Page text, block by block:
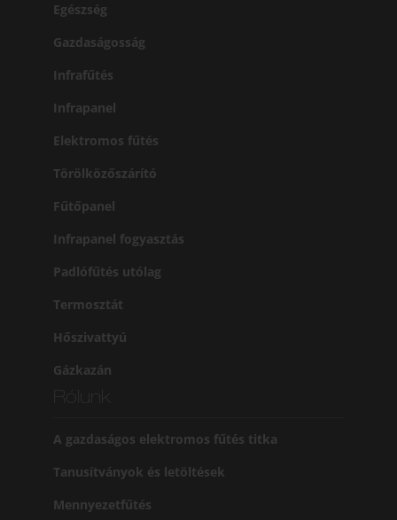
Egészség
Gazdaságosság
Infrafűtés
Infrapanel
Elektromos fűtés
Törölközőszárító
Fűtőpanel
Infrapanel fogyasztás
Padlófűtés utólag
Termosztát
Hőszivattyú
Gázkazán
A gazdaságos elektromos fűtés titka
Tanusítványok és letöltések
Mennyezetfűtés